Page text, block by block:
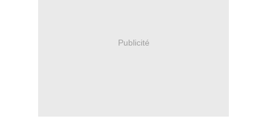
Publicité